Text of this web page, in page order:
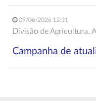
09/06/2026 12:31
Divisão de Agricultura,
Campanha de